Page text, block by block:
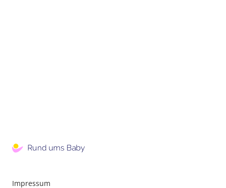
Impressum